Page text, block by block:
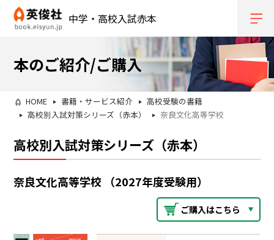
中学・高校入試赤本
本のご紹介/ご購入
HOME 書籍・サービス紹介
高校受験の書籍
高校別入試対策シリーズ（赤本）
奈良文化高等学校
高校別入試対策シリーズ（赤本）
奈良文化高等学校 （2027年度受験用）
ご購入はこちら